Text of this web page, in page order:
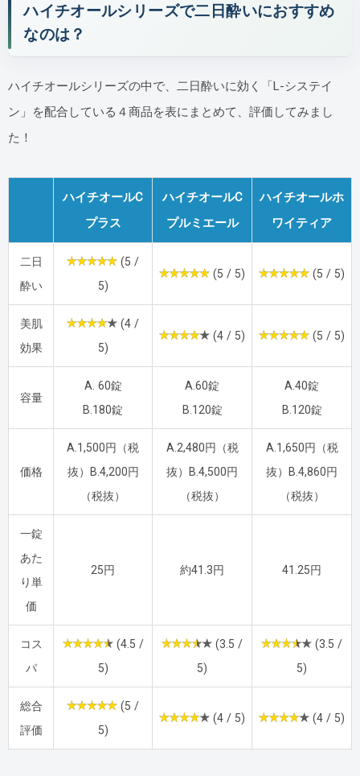
ハイチオールシリーズで二日酔いにおすすめ
なのは？
ハイチオールシリーズの中で、二日酔いに効く「L-システイ
ン」を配合している４商品を表にまとめて、評価してみまし
た！
ハイチオールC
プラス
ハイチオールC
プルミエール
ハイチオールホ
ワイティア
二日
酔い
(5 /
5)
(5 / 5) (5 / 5)
美肌
効果
(4 /
5)
(4 / 5) (5 / 5)
容量
A. 60錠
B.180錠
A.60錠
B.120錠
A.40錠
B.120錠
価格
A.1,500円（税
抜）B.4,200円
（税抜）
A.2,480円（税
抜）B.4,500円
（税抜）
A.1,650円（税
抜）B.4,860円
（税抜）
一錠
あた
り単
価
25円 約41.3円 41.25円
コス
パ
(4.5 /
5)
(3.5 /
5)
(3.5 /
5)
総合
評価
(5 /
5)
(4 / 5) (4 / 5)